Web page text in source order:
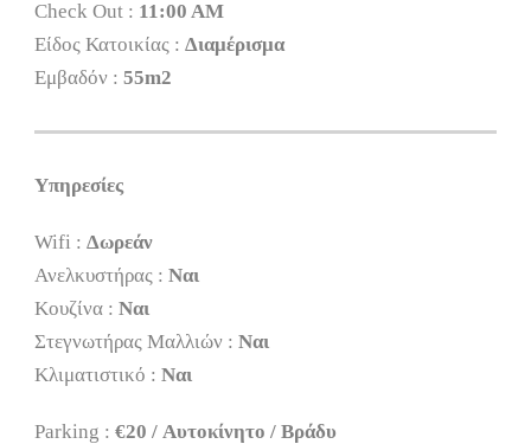
Check Out : 11:00 AM
Είδος Κατοικίας : Διαμέρισμα
Εμβαδόν : 55m2
Υπηρεσίες
Wifi : Δωρεάν
Ανελκυστήρας : Ναι
Κουζίνα : Ναι
Στεγνωτήρας Μαλλιών : Ναι
Κλιματιστικό : Ναι
Parking : €20 / Αυτοκίνητο / Βράδυ